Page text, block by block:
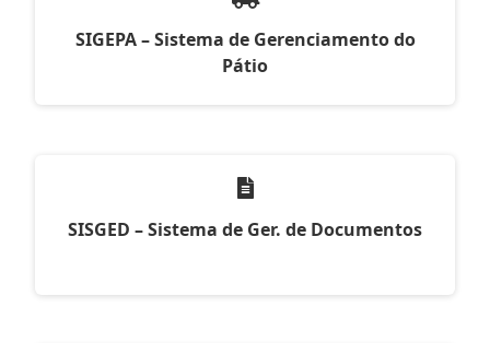
SIGEPA – Sistema de Gerenciamento do
Pátio
SISGED – Sistema de Ger. de Documentos